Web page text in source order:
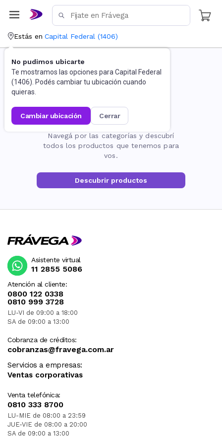
Estás en Capital Federal (1406)
No pudimos ubicarte
Te mostramos las opciones para Capital Federal
(1406). Podés cambiar tu ubicación cuando
quieras.
cambiar ubicación cerrar
La página no existe
Navegá por las categorías y descubrí
todos los productos que tenemos para
vos.
Descubrir productos
Atención al cliente:
0800 122 0338
0810 999 3728
LU-VI de 09:00 a 18:00
SA de 09:00 a 13:00
Cobranza de créditos:
cobranzas@fravega.com.ar
Servicios a empresas:
Ventas corporativas
Venta telefónica:
0810 333 8700
LU-MIE de 08:00 a 23:59
JUE-VIE de 08:00 a 20:00
SA de 09:00 a 13:00
Asistente virtual
11 2855 5086